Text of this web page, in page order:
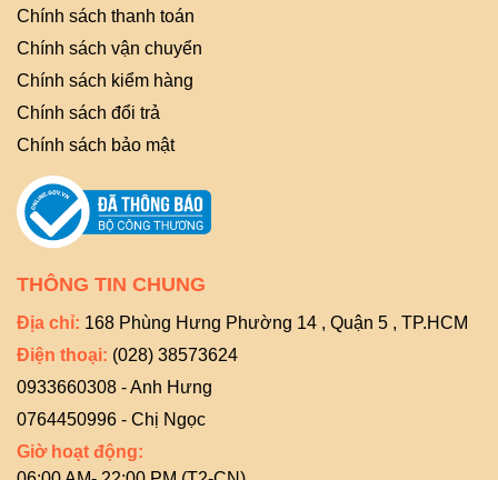
Chính sách thanh toán
Chính sách vận chuyển
Chính sách kiểm hàng
Chính sách đổi trả
Chính sách bảo mật
THÔNG TIN CHUNG
Địa chỉ: 168 Phùng Hưng Phường 14 , Quận 5 , TP.HCM
Điện thoại: (028) 38573624
0933660308 - Anh Hưng
0764450996 - Chị Ngọc
Giờ hoạt động: